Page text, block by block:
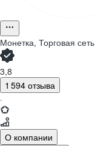
Монетка, Торговая сеть
3,8
1 594 отзыва
·
О компании